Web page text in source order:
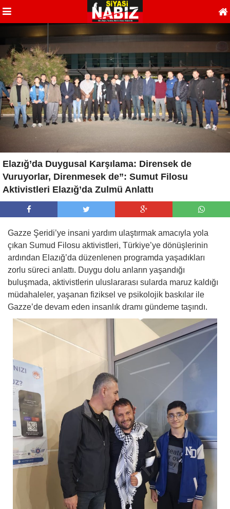
Elazığ’da Duygusal Karşılama: Dirensek de
Vuruyorlar, Direnmesek de”: Sumut Filosu
Aktivistleri Elazığ’da Zulmü Anlattı
Gazze Şeridi’ye insani yardım ulaştırmak amacıyla yola
çıkan Sumud Filosu aktivistleri, Türkiye’ye dönüşlerinin
ardından Elazığ’da düzenlenen programda yaşadıkları
zorlu süreci anlattı. Duygu dolu anların yaşandığı
buluşmada, aktivistlerin uluslararası sularda maruz kaldığı
müdahaleler, yaşanan fiziksel ve psikolojik baskılar ile
Gazze’de devam eden insanlık dramı gündeme taşındı.